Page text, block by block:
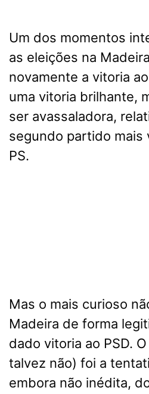
Um dos momentos
as eleições na
novamente a vitoria
uma vitoria brilhante,
ser avassaladora,
segundo partido mais
PS.
Mas o mais curioso
Madeira de forma
dado vitoria ao PSD.
talvez não) foi a
embora não inédita,